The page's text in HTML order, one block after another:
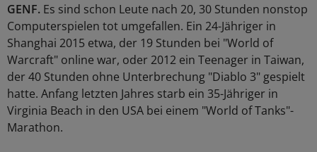
GENF. Es sind schon Leute nach 20, 30 Stunden nonstop
Computerspielen tot umgefallen. Ein 24-Jähriger in
Shanghai 2015 etwa, der 19 Stunden bei "World of
Warcraft" online war, oder 2012 ein Teenager in Taiwan,
der 40 Stunden ohne Unterbrechung "Diablo 3" gespielt
hatte. Anfang letzten Jahres starb ein 35-Jähriger in
Virginia Beach in den USA bei einem "World of Tanks"-
Marathon.